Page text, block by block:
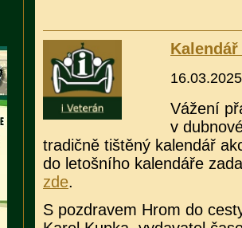
Vážení
v
tradičně tištěný kalendář
do letošního kalendáře
zde.
S pozdravem Hrom do